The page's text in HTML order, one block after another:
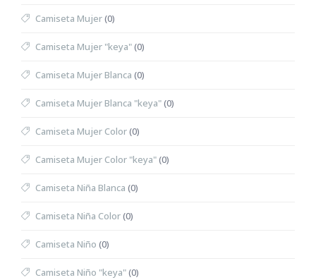
Camiseta Mujer(0)
Camiseta Mujer "keya"(0)
Camiseta Mujer Blanca (0)
Camiseta Mujer Blanca "keya"(0)
Camiseta Mujer Color(0)
Camiseta Mujer Color "keya"(0)
Camiseta Niña Blanca (0)
Camiseta Niña Color(0)
Camiseta Niño (0)
Camiseta Niño "keya"(0)